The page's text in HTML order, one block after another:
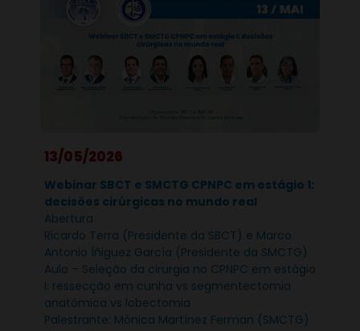
13/05/2026
Webinar SBCT e SMCTG CPNPC em estágio 1:
decisões cirúrgicas no mundo real
Abertura
Ricardo Terra (Presidente da SBCT) e Marco
Antonio Íñiguez García (Presidente da SMCTG)
Aula – Seleção da cirurgia no CPNPC em estágio
I: ressecção em cunha vs segmentectomia
anatômica vs lobectomia
Palestrante: Mónica Martínez Ferman (SMCTG)